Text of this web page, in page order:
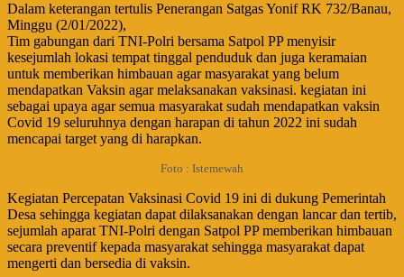
Dalam keterangan tertulis Penerangan Satgas Yonif RK 732/Banau,
Minggu (2/01/2022),
Tim gabungan dari TNI-Polri bersama Satpol PP menyisir
kesejumlah lokasi tempat tinggal penduduk dan juga keramaian
untuk memberikan himbauan agar masyarakat yang belum
mendapatkan Vaksin agar melaksanakan vaksinasi. kegiatan ini
sebagai upaya agar semua masyarakat sudah mendapatkan vaksin
Covid 19 seluruhnya dengan harapan di tahun 2022 ini sudah
mencapai target yang di harapkan.
Foto : Istemewah
Kegiatan Percepatan Vaksinasi Covid 19 ini di dukung Pemerintah
Desa sehingga kegiatan dapat dilaksanakan dengan lancar dan tertib,
sejumlah aparat TNI-Polri dengan Satpol PP memberikan himbauan
secara preventif kepada masyarakat sehingga masyarakat dapat
mengerti dan bersedia di vaksin.